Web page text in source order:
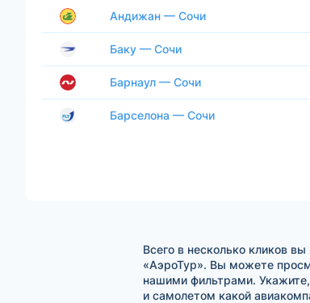
Андижан — Сочи
Баку — Сочи
Барнаул — Сочи
Барселона — Сочи
Всего в несколько кликов
«АэроТур». Вы можете
нашими фильтрами.
и самолетом какой